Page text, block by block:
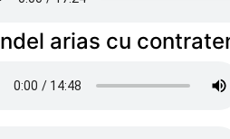
arias cu